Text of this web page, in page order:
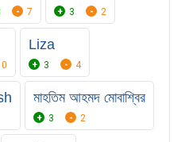
7 3 2
0
Liza
3 4
মাহতিম আহমদ মোবাশ্বির
3 2